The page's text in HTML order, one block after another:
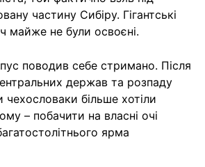
частину Сибіру. Гігантські
майже не були освоєні.
поводив себе стримано. Після
держав та розпаду
більше хотіли
– побачити на власні очі
ярма